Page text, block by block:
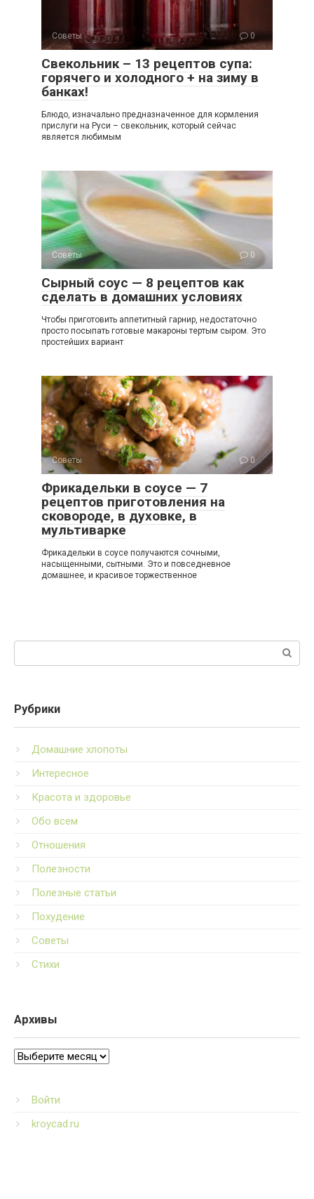
Советы 0
Свекольник – 13 рецептов супа:
горячего и холодного + на зиму в
банках!
Блюдо, изначально предназначенное для кормления
прислуги на Руси – свекольник, который сейчас
является любимым
Советы 0
Сырный соус — 8 рецептов как
сделать в домашних условиях
Чтобы приготовить аппетитный гарнир, недостаточно
просто посыпать готовые макароны тертым сыром. Это
простейших вариант
Советы 0
Фрикадельки в соусе — 7
рецептов приготовления на
сковороде, в духовке, в
мультиварке
Фрикадельки в соусе получаются сочными,
насыщенными, сытными. Это и повседневное
домашнее, и красивое торжественное
Поиск:
Рубрики
Домашние хлопоты
Интересное
Красота и здоровье
Обо всем
Отношения
Полезности
Полезные статьи
Похудение
Советы
Стихи
Архивы
Архивы
Войти
kroycad.ru